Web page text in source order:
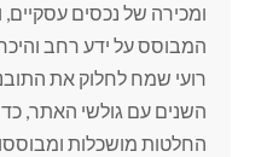
ומכירה של נכסים עסקיים,
המבוסס על ידע רחב
רועי שמח לחלוק את
השנים עם גולשי האתר,
החלטות מושכלות